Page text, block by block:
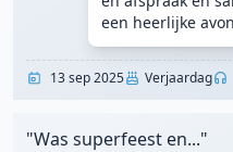
een heerlijke
13 sep 2025 Verjaardag
"Was superfeest en..."